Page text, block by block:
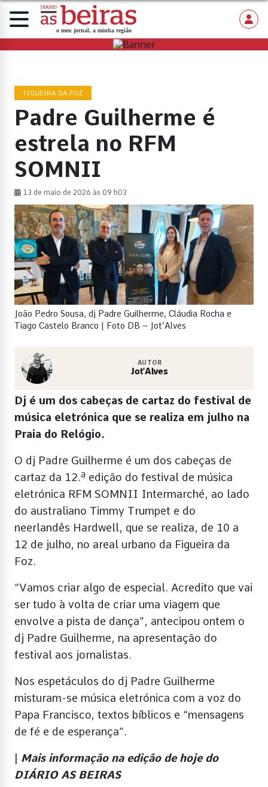
FIGUEIRA DA FOZ
Padre Guilherme é
estrela no RFM
SOMNII
13 de maio de 2026 às 09 h03
João Pedro Sousa, dj Padre Guilherme, Cláudia Rocha e
Tiago Castelo Branco | Foto DB – Jot’Alves
AUTOR
Jot’Alves
Dj é um dos cabeças de cartaz do festival de
música eletrónica que se realiza em julho na
Praia do Relógio.
O dj Padre Guilherme é um dos cabeças de
cartaz da 12.ª edição do festival de música
eletrónica RFM SOMNII Intermarché, ao lado
do australiano Timmy Trumpet e do
neerlandês Hardwell, que se realiza, de 10 a
12 de julho, no areal urbano da Figueira da
Foz.
“Vamos criar algo de especial. Acredito que vai
ser tudo à volta de criar uma viagem que
envolve a pista de dança”, antecipou ontem o
dj Padre Guilherme, na apresentação do
festival aos jornalistas.
Nos espetáculos do dj Padre Guilherme
misturam-se música eletrónica com a voz do
Papa Francisco, textos bíblicos e “mensagens
de fé e de esperança”.
Mais informação na edição de hoje do
DIÁRIO AS BEIRAS